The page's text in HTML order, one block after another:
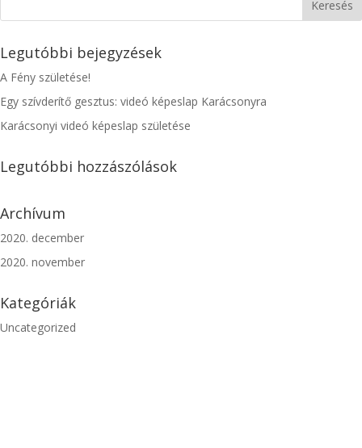
Legutóbbi bejegyzések
A Fény születése!
Egy szívderítő gesztus: videó képeslap Karácsonyra
Karácsonyi videó képeslap születése
Legutóbbi hozzászólások
Archívum
2020. december
2020. november
Kategóriák
Uncategorized